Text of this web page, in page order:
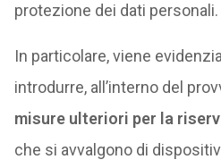
protezione dei dati personali.
In particolare, viene
introdurre, all’interno del
misure ulteriori per la
che si avvalgono di